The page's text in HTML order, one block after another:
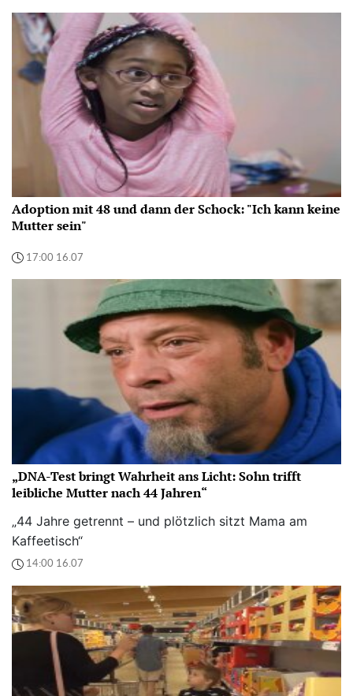
Adoption mit 48 und dann der Schock: "Ich kann keine
Mutter sein"
17:00 16.07
„DNA-Test bringt Wahrheit ans Licht: Sohn trifft
leibliche Mutter nach 44 Jahren“
„44 Jahre getrennt – und plötzlich sitzt Mama am
Kaffeetisch“
14:00 16.07